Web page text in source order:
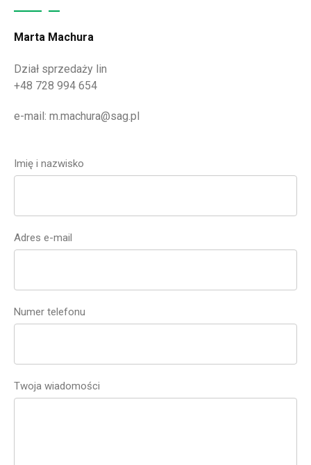
Marta Machura
Dział sprzedaży lin
+48 728 994 654
e-mail: m.machura@sag.pl
Imię i nazwisko
Adres e-mail
Numer telefonu
Twoja wiadomości